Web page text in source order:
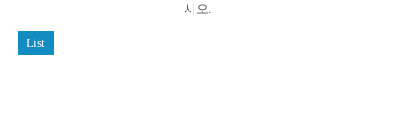
시오.
List